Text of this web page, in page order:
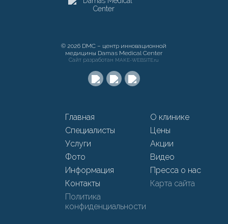
© 2026 DMC – центр инновационной
медицины Damas Medical Center
Сайт разработан MAKE-WEBSITE.ru
Главная
О клинике
Специалисты
Цены
Услуги
Акции
Фото
Видео
Информация
Пресса о нас
Контакты
Карта сайта
Политика
конфиденциальности